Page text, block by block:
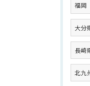
福岡
大分
長崎
北九